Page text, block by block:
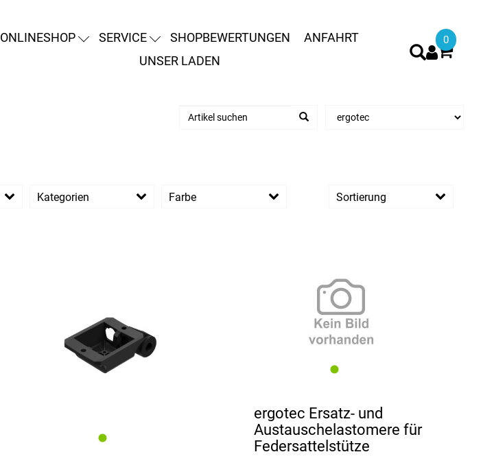
ONLINESHOP SERVICE SHOPBEWERTUNGEN
ANFAHRT
UNSER LADEN
0
Sortierung
Kategorien
Handyhalter und
Lenkerschloss
Farbe
ergotec Ersatz- und
Austauschelastomere für
Federsattelstütze